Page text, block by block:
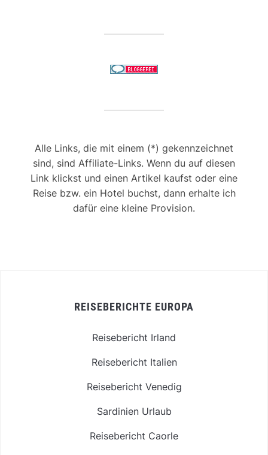
Alle Links, die mit einem (*) gekennzeichnet
sind, sind Affiliate-Links. Wenn du auf diesen
Link klickst und einen Artikel kaufst oder eine
Reise bzw. ein Hotel buchst, dann erhalte ich
dafür eine kleine Provision.
REISEBERICHTE EUROPA
Reisebericht Irland
Reisebericht Italien
Reisebericht Venedig
Sardinien Urlaub
Reisebericht Caorle